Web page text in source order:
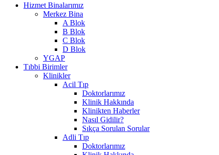
Hizmet Binalarımız
Merkez Bina
A Blok
B Blok
C Blok
D Blok
YGAP
Tıbbi Birimler
Klinikler
Acil Tıp
Doktorlarımız
Klinik Hakkında
Klinikten Haberler
Nasıl Gidilir?
Sıkça Sorulan Sorular
Adli Tıp
Doktorlarımız